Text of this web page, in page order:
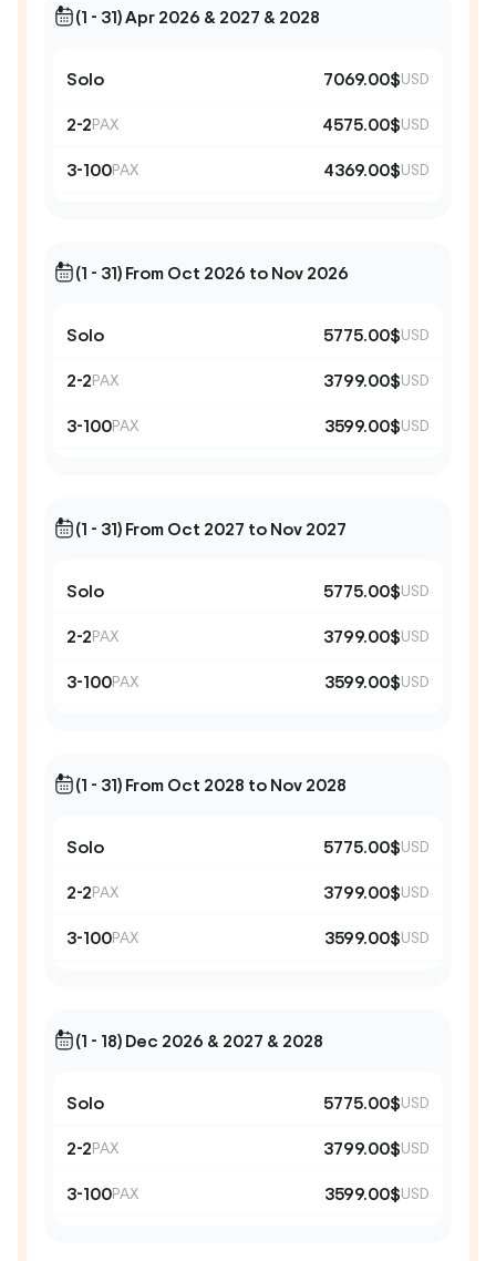
(1 - 31) Apr 2026 & 2027 & 2028
Solo 7069.00$USD
2-2PAX 4575.00$USD
3-100PAX 4369.00$USD
(1 - 31) From Oct 2026 to Nov 2026
Solo 5775.00$USD
2-2PAX 3799.00$USD
3-100PAX 3599.00$USD
(1 - 31) From Oct 2027 to Nov 2027
Solo 5775.00$USD
2-2PAX 3799.00$USD
3-100PAX 3599.00$USD
(1 - 31) From Oct 2028 to Nov 2028
Solo 5775.00$USD
2-2PAX 3799.00$USD
3-100PAX 3599.00$USD
(1 - 18) Dec 2026 & 2027 & 2028
Solo 5775.00$USD
2-2PAX 3799.00$USD
3-100PAX 3599.00$USD